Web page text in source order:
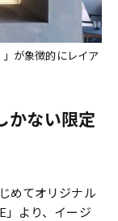
が象徴的にレイア
かない限定
めてオリジナル
」より、イージ